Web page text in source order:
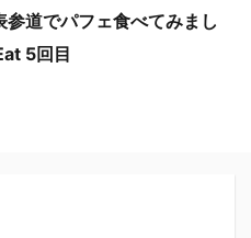
参道でパフェ食べてみまし
5回目